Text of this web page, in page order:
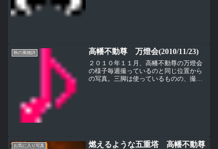
秋の風物詩 高幡不動尊 万燈会(2010/11/23)
２０１０年１１月、高幡不動尊の万燈会
の様子毎週撮っているのと同じ位置から
の写真。三脚は使っているものの、撮り
お気に入り写真
燃えるような五重塔 高幡不動尊